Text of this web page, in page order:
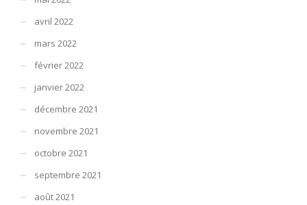
avril 2022
mars 2022
février 2022
janvier 2022
décembre 2021
novembre 2021
octobre 2021
septembre 2021
août 2021